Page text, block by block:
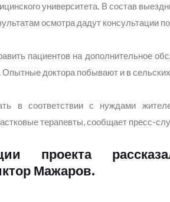
университета. В состав
осмотра дадут консультации
пациентов на дополнительное
Опытные доктора побывают и в
в соответствии с нуждами
терапевты, сообщает пресс-
проекта
Мажаров.